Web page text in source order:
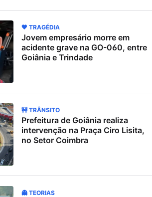
🖤 TRAGÉDIA
Jovem empresário morre em
acidente grave na GO-060, entre
Goiânia e Trindade
🚧 TRÂNSITO
Prefeitura de Goiânia realiza
intervenção na Praça Ciro Lisita,
no Setor Coimbra
👻 TEORIAS